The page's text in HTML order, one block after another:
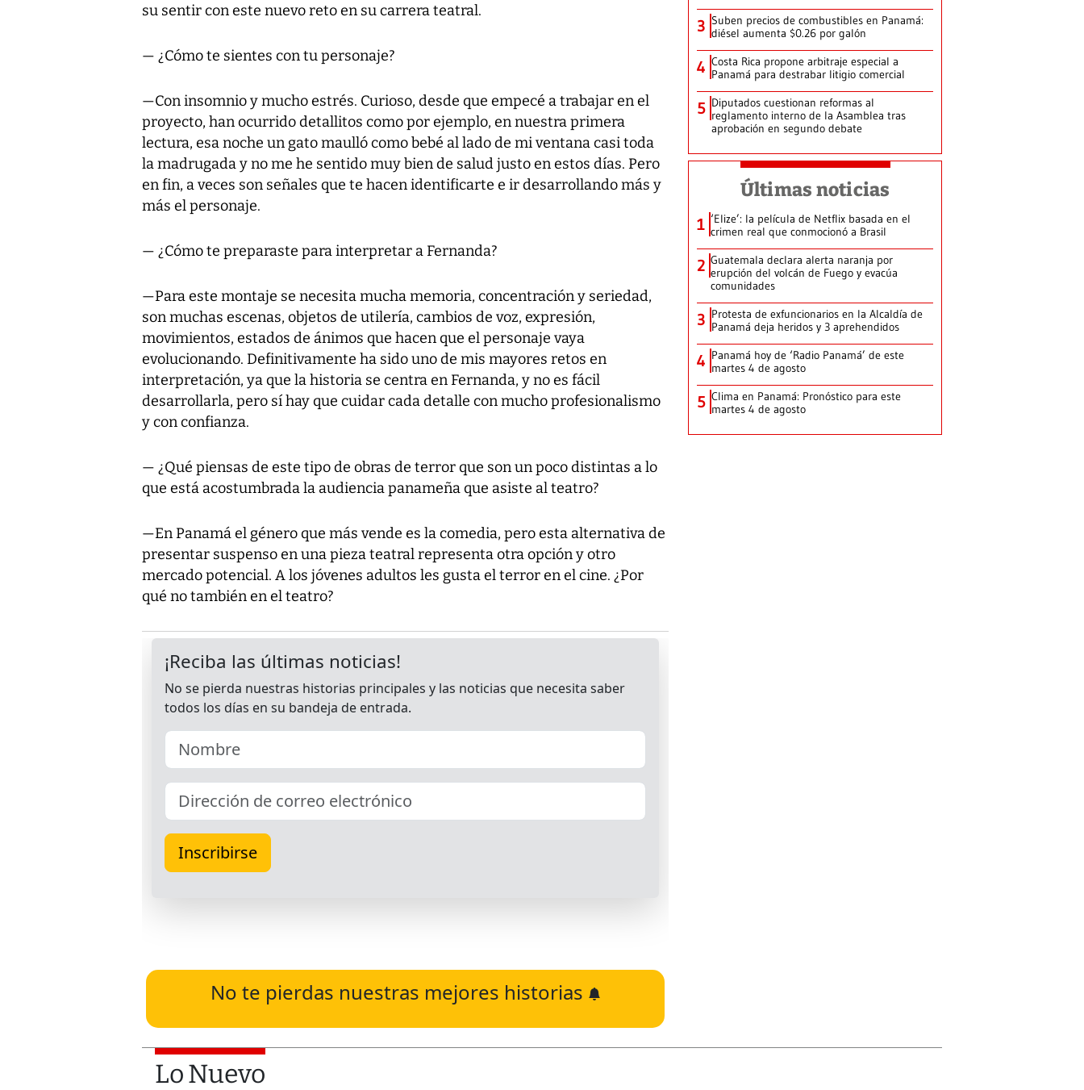
su sentir con este nuevo reto en su carrera teatral.
— ¿Cómo te sientes con tu personaje?
—Con insomnio y mucho estrés. Curioso, desde que empecé a trabajar en el
proyecto, han ocurrido detallitos como por ejemplo, en nuestra primera
lectura, esa noche un gato maulló como bebé al lado de mi ventana casi toda
la madrugada y no me he sentido muy bien de salud justo en estos días. Pero
en fin, a veces son señales que te hacen identificarte e ir desarrollando más y
más el personaje.
— ¿Cómo te preparaste para interpretar a Fernanda?
—Para este montaje se necesita mucha memoria, concentración y seriedad,
son muchas escenas, objetos de utilería, cambios de voz, expresión,
movimientos, estados de ánimos que hacen que el personaje vaya
evolucionando. Definitivamente ha sido uno de mis mayores retos en
interpretación, ya que la historia se centra en Fernanda, y no es fácil
desarrollarla, pero sí hay que cuidar cada detalle con mucho profesionalismo
y con confianza.
— ¿Qué piensas de este tipo de obras de terror que son un poco distintas a lo
que está acostumbrada la audiencia panameña que asiste al teatro?
—En Panamá el género que más vende es la comedia, pero esta alternativa de
presentar suspenso en una pieza teatral representa otra opción y otro
mercado potencial. A los jóvenes adultos les gusta el terror en el cine. ¿Por
qué no también en el teatro?
No te pierdas nuestras mejores historias
3 Suben precios de combustibles en Panamá:
diésel aumenta $0.26 por galón
4 Costa Rica propone arbitraje especial a
Panamá para destrabar litigio comercial
5 Diputados cuestionan reformas al
reglamento interno de la Asamblea tras
aprobación en segundo debate
Últimas noticias
1 ‘Elize’: la película de Netflix basada en el
crimen real que conmocionó a Brasil
2 Guatemala declara alerta naranja por
erupción del volcán de Fuego y evacúa
comunidades
3 Protesta de exfuncionarios en la Alcaldía de
Panamá deja heridos y 3 aprehendidos
4 Panamá hoy de ‘Radio Panamá’ de este
martes 4 de agosto
5 Clima en Panamá: Pronóstico para este
martes 4 de agosto
Lo Nuevo